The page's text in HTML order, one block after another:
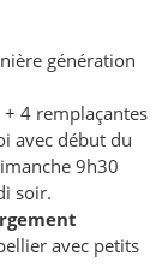
génération
4 remplaçantes
avec début du
9h30
soir.
avec petits